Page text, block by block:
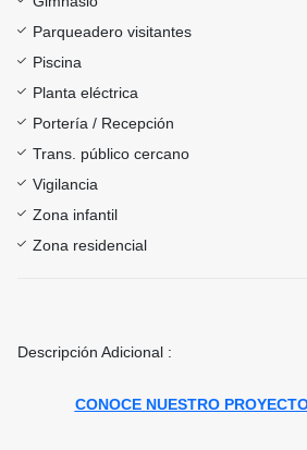
Parqueadero visitantes
Piscina
Planta eléctrica
Portería / Recepción
Trans. público cercano
Vigilancia
Zona infantil
Zona residencial
Descripción Adicional :
CONOCE NUESTRO